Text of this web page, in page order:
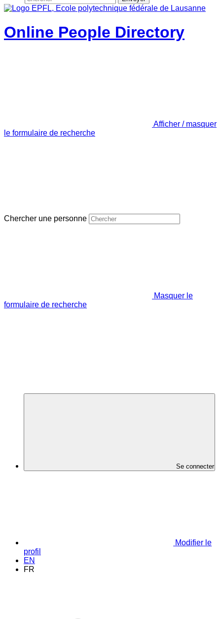
Online People Directory
Afficher / masquer
le formulaire de recherche
Chercher une personne
Masquer le
formulaire de recherche
Se connecter
Modifier le
profil
EN
FR